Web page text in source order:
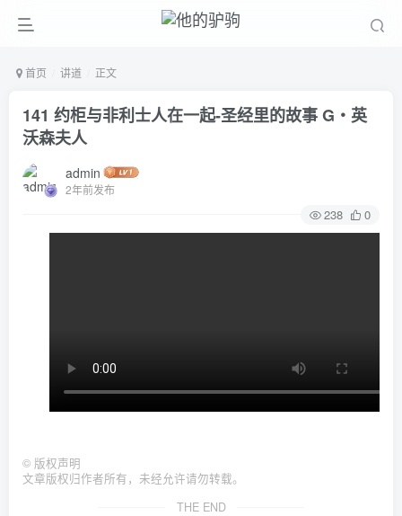
首页 讲道 正文
141 约柜与非利士人在一起-圣经里的故事 G‧英
沃森夫人
admin
2年前发布
238 0
© 版权声明
文章版权归作者所有，未经允许请勿转载。
THE END